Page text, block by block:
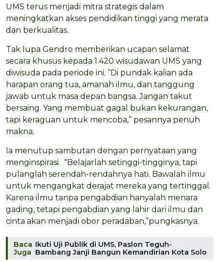
UMS terus menjadi mitra strategis dalam
meningkatkan akses pendidikan tinggi yang merata
dan berkualitas.
Tak lupa Gendro memberikan ucapan selamat
secara khusus kepada 1.420 wisudawan UMS yang
diwisuda pada periode ini. “Di pundak kalian ada
harapan orang tua, amanah ilmu, dan tanggung
jawab untuk masa depan bangsa. Jangan takut
bersaing. Yang membuat gagal bukan kekurangan,
tapi keraguan untuk mencoba,” pesannya penuh
makna.
Ia menutup sambutan dengan pernyataan yang
menginspirasi. “Belajarlah setinggi-tingginya, tapi
pulanglah serendah-rendahnya hati. Bawalah ilmu
untuk mengangkat derajat mereka yang tertinggal.
Karena ilmu tanpa pengabdian hanyalah menara
gading, tetapi pengabdian yang lahir dari ilmu dan
cinta akan menjadi obor peradaban,”pungkasnya.
Baca
Juga
Ikuti Uji Publik di UMS, Paslon Teguh-
Bambang Janji Bangun Kemandirian Kota Solo